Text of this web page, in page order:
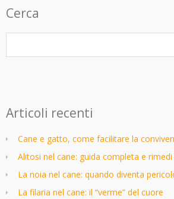
Cerca
Articoli recenti
Cane e gatto, come facilitare la
Alitosi nel cane: guida completa e
La noia nel cane: quando diventa
La filaria nel cane: il “verme” del cuore